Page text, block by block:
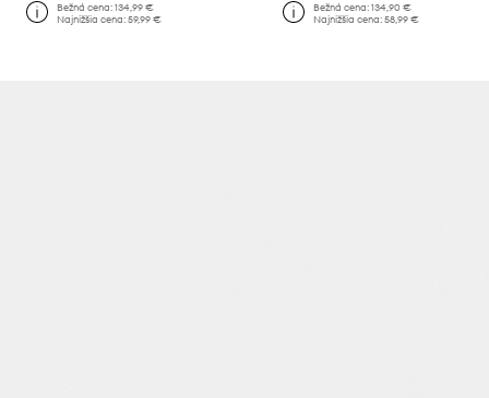
Bežná cena:134,99 €
Najnižšia cena:59,99 €
Bežná cena: 134,90 €
Najnižšia cena: 58,99 €